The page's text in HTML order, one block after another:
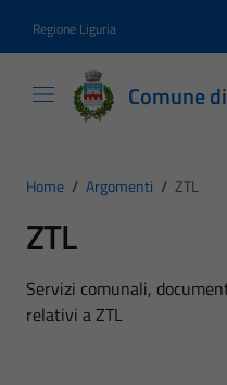
Regione Liguria
Comune
Home / Argomenti / ZTL
ZTL
Dettagli
Servizi comunali,
relativi a ZTL